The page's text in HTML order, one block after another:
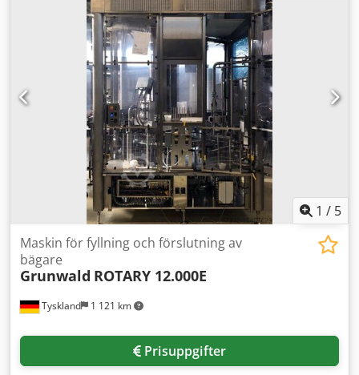
1 / 5
Tyskland 1 121 km
Maskin för fyllning och förslutning av
bägare
Grunwald ROTARY 12.000E
Prisuppgifter